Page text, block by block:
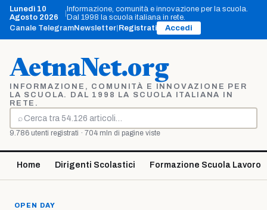
Vai
contenuto
Lunedì 10
Agosto 2026
Informazione, comunità e innovazione per la scuola.
Dal 1998 la scuola italiana in rete.
Canale TelegramNewsletter Registrati Accedi
AetnaNet.org
INFORMAZIONE, COMUNITÀ E INNOVAZIONE PER
LA SCUOLA. DAL 1998 LA SCUOLA ITALIANA IN
RETE.
⌕
Cerca
9.786 utenti registrati · 704 mln di pagine viste
Home Dirigenti Scolastici Formazione Scuola Lavoro
OPEN DAY